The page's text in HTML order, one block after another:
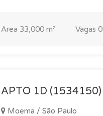
Area 33,000 m² Vagas 0
APTO 1D (1534150)
Moema / São Paulo